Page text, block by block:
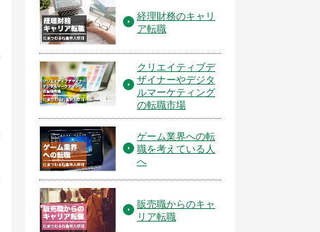
経理財務のキャリ
ア転職
クリエイティブデ
ザイナーやデジタ
ルマーケティング
の転職市場
ゲーム業界への転
職を考えている人
へ
販売職からのキャ
リア転職